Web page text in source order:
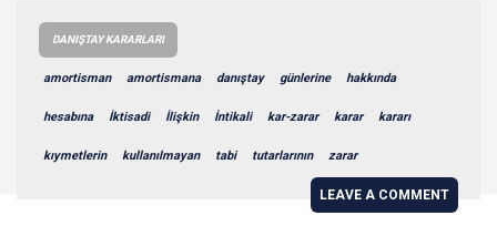
DANIŞTAY KARARLARI
amortisman amortismana danıştay günlerine hakkında
hesabına İktisadi İlişkin İntikali kar-zarar karar kararı
kıymetlerin kullanılmayan tabi tutarlarının zarar
LEAVE A COMMENT